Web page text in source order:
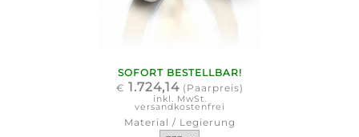
SOFORT BESTELLBAR!
€ 1.724,14(Paarpreis)
inkl. MwSt.
versandkostenfrei
Material / Legierung